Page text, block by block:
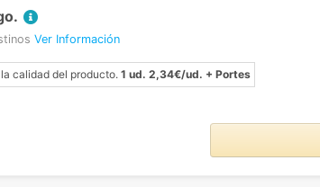
Ver Información
calidad del producto.1 ud. 2,34€/ud. + Portes